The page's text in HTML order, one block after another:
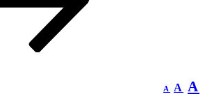
A A A